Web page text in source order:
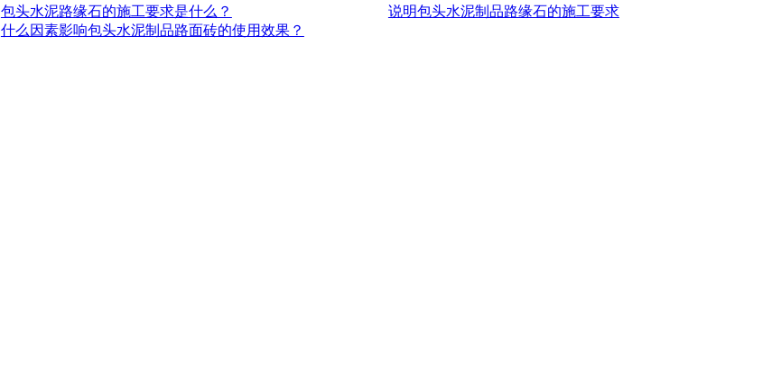
包头水泥路缘石的施工要求是什么？
说明包头水泥制品路缘石的施工要求
什么因素影响包头水泥制品路面砖的使用效果？